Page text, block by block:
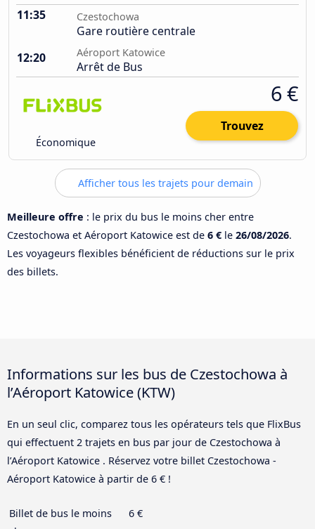
11:35 Czestochowa
Gare routière centrale
12:20
Aéroport Katowice
Arrêt de Bus
Économique
6 €
Trouvez
Afficher tous les trajets pour demain
Meilleure offre : le prix du bus le moins cher entre
Czestochowa et Aéroport Katowice est de 6 € le 26/08/2026.
Les voyageurs flexibles bénéficient de réductions sur le prix
des billets.
Informations sur les bus de Czestochowa à
l’Aéroport Katowice (KTW)
En un seul clic, comparez tous les opérateurs tels que FlixBus
qui effectuent 2 trajets en bus par jour de Czestochowa à
l’Aéroport Katowice . Réservez votre billet Czestochowa -
Aéroport Katowice à partir de 6 € !
Billet de bus le moins
6 €